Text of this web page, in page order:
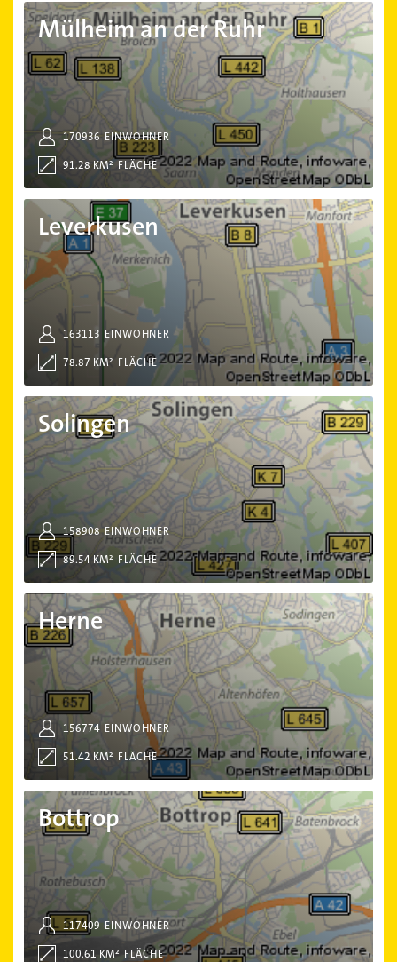
Mülheim an der Ruhr
EINWOHNER
170936
FLÄCHE
91.28 KM²
Mülheim an der Ruhr
Leverkusen
EINWOHNER
163113
FLÄCHE
78.87 KM²
Leverkusen
Solingen
EINWOHNER
158908
FLÄCHE
89.54 KM²
Solingen
Herne
EINWOHNER
156774
FLÄCHE
51.42 KM²
Herne
Bottrop
EINWOHNER
117409
FLÄCHE
100.61 KM²
Bottrop